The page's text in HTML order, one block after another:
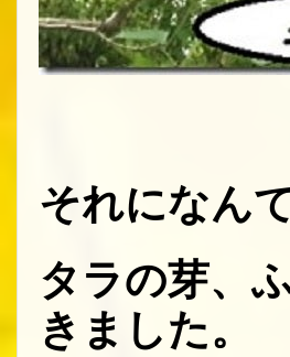
それになん
タラの芽、
きました。